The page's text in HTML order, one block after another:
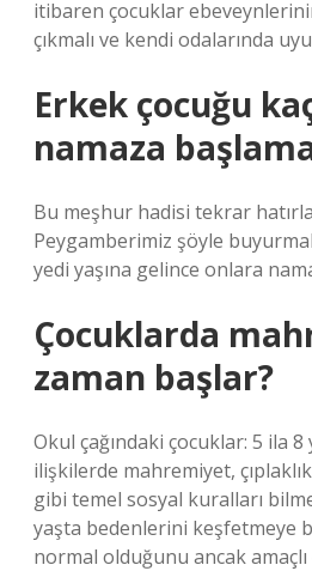
itibaren çocuklar
çıkmalı ve kendi odalarında
Erkek çocuğu
namaza
Bu meşhur hadisi tekrar
Peygamberimiz şöyle
yedi yaşına gelince onlara
Çocuklarda
zaman başlar?
Okul çağındaki çocuklar: 5 ila 8
ilişkilerde mahremiyet,
gibi temel sosyal kuralları
yaşta bedenlerini keşfetmeye
normal olduğunu ancak amaçlı